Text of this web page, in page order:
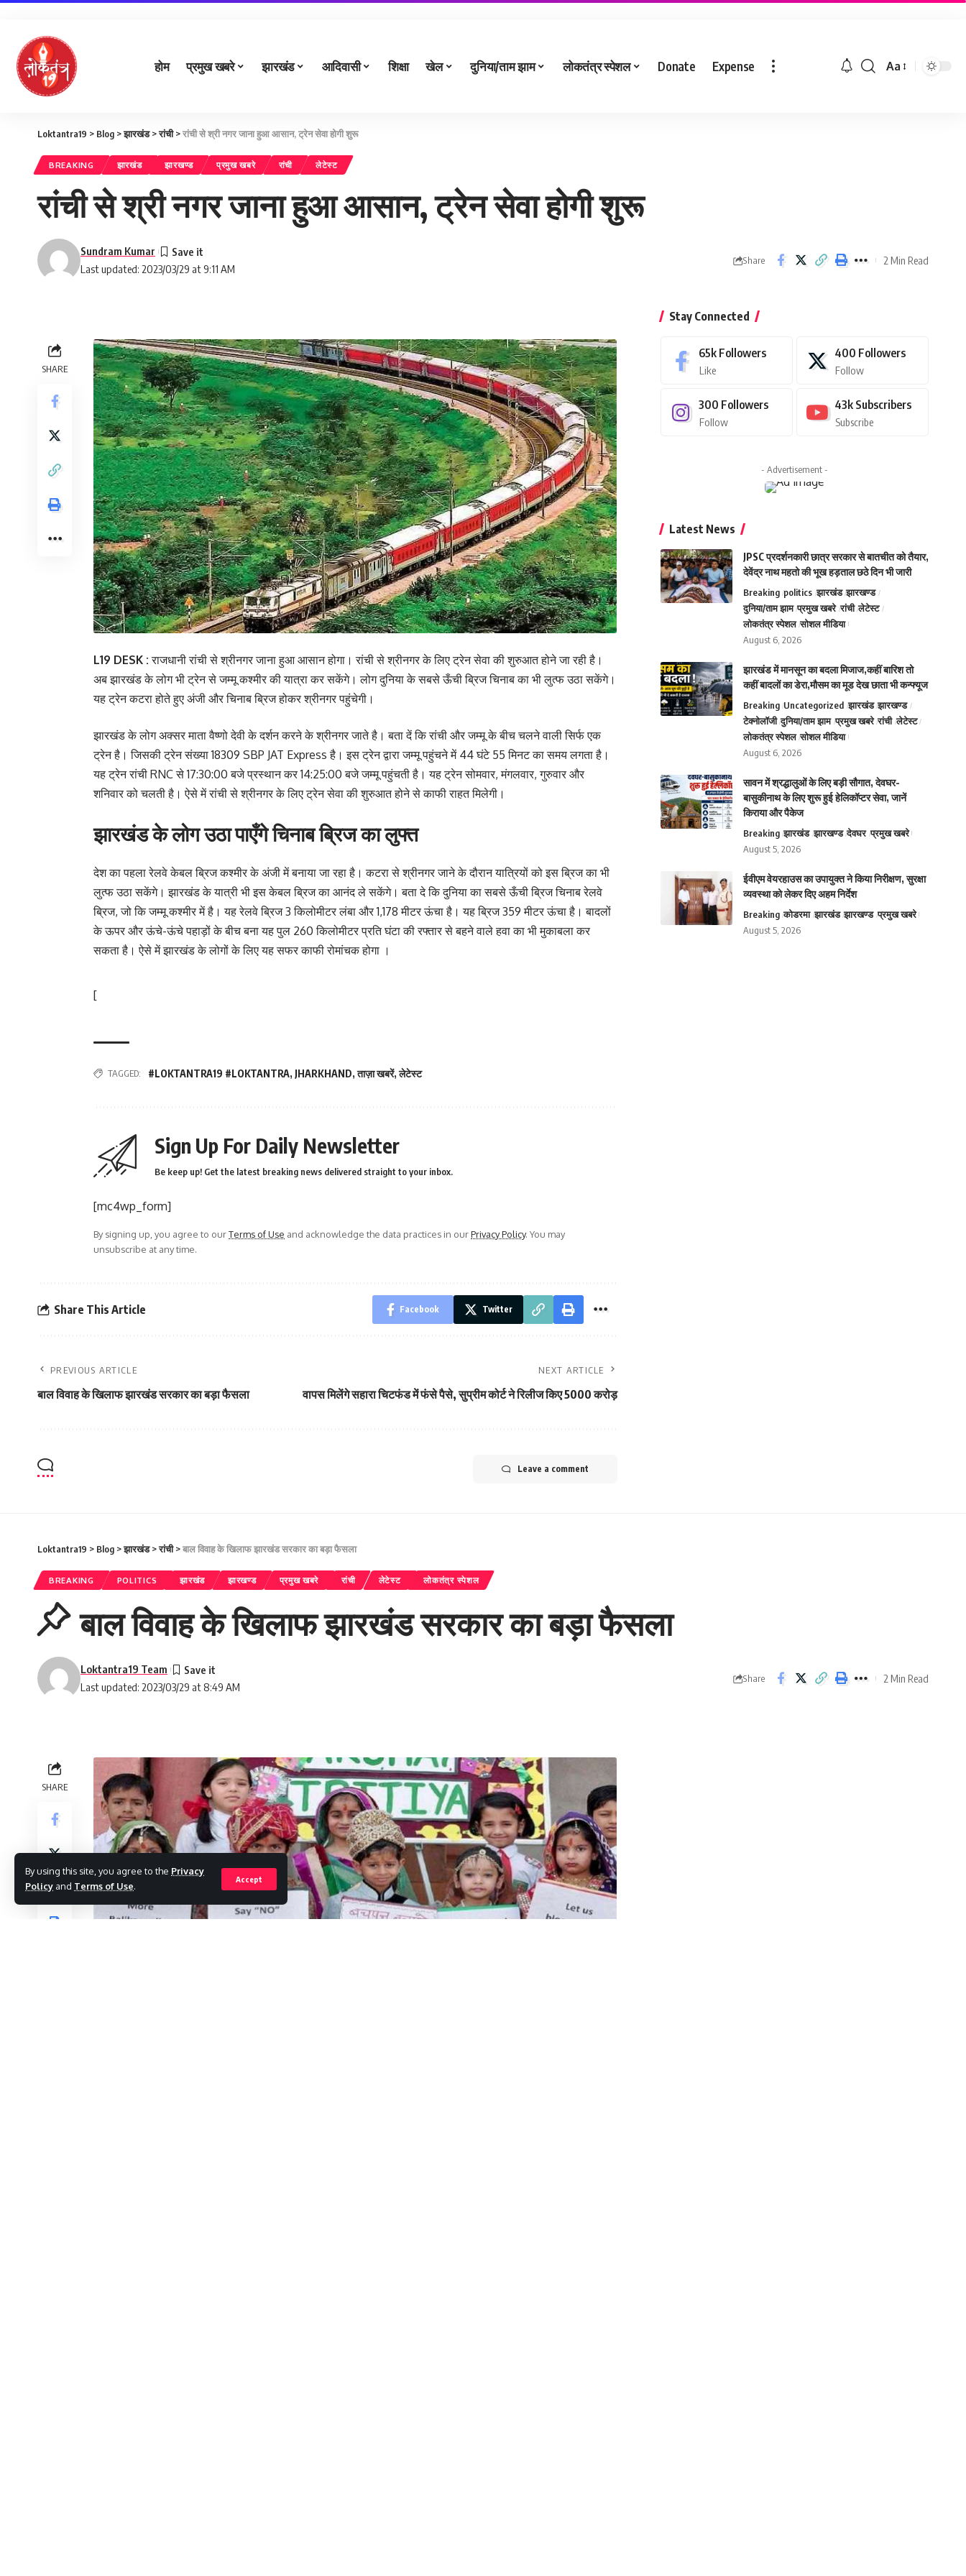
By using this site, you agree to the Privacy
Policy and Terms of Use.
Accept
होम प्रमुख खबरे झारखंड आदिवासी शिक्षा खेल दुनिया/ताम झाम लोकतंत्र स्पेशल Donate Expense Aa
Loktantra19 > Blog >झारखंड>रांची>रांची से श्री नगर जाना हुआ आसान, ट्रेन सेवा होगी शुरू
BREAKING झारखंड झारखण्ड प्रमुख खबरे रांची लेटेस्ट
रांची से श्री नगर जाना हुआ आसान, ट्रेन सेवा होगी शुरू
Last updated: 2023/03/29 at 9:11 AM
Sundram Kumar
Share 2 Min Read
SHARE
L19 DESK :राजधानी रांची से श्रीनगर जाना हुआ आसान होगा। रांची से श्रीनगर के लिए ट्रेन सेवा की शुरुआत होने जा रही है।
अब झारखंड के लोग भी ट्रेन से जम्मू कश्मीर की यात्रा कर सकेंगे। लोग दुनिया के सबसे ऊँची ब्रिज चिनाब का भी लुत्फ उठा सकेंगे।
यह ट्रेन कटरा होते हुए अंजी और चिनाब ब्रिज होकर श्रीनगर पहुंचेगी।
झारखंड के लोग अक्सर माता वैष्णो देवी के दर्शन करने के श्रीनगर जाते है। बता दें कि रांची और जम्मू के बीच चलने वाली सिर्फ एक
ट्रेन है। जिसकी ट्रेन संख्या 18309 SBP JAT Express है। इस ट्रेन द्वारा जम्मू पहुंचने में 44 घंटे 55 मिनट का समय लगता है।
यह ट्रेन रांची RNC से 17:30:00 बजे प्रस्थान कर 14:25:00 बजे जम्मू पहुंचती है। यह ट्रेन सोमवार, मंगलवार, गुरुवार और
शनिवार को चलती है। ऐसे में रांची से श्रीनगर के लिए ट्रेन सेवा की शुरुआत होने से काफी राहत मिलेगी।
झारखंड के लोग उठा पाएँगे चिनाब ब्रिज का लुफ्त
देश का पहला रेलवे केबल ब्रिज कश्मीर के अंजी में बनाया जा रहा है। कटरा से श्रीनगर जाने के दौरान यात्रियों को इस ब्रिज का भी
लुत्फ उठा सकेंगे। झारखंड के यात्री भी इस केबल ब्रिज का आनंद ले सकेंगे। बता दे कि दुनिया का सबसे ऊँची ब्रिज चिनाब रेलवे
ब्रिज, जो कि जम्मू कश्मीर में है। यह रेलवे ब्रिज 3 किलोमीटर लंबा और 1,178 मीटर ऊंचा है। यह ब्रिज 359 मीटर ऊंचा है। बादलों
के ऊपर और ऊंचे-ऊंचे पहाड़ों के बीच बना यह पुल 260 किलोमीटर प्रति घंटा की रफ्तार से बहने वाले हवा का भी मुकाबला कर
सकता है। ऐसे में झारखंड के लोगों के लिए यह सफर काफी रोमांचक होगा ।
[
TAGGED: #LOKTANTRA19 #LOKTANTRA, JHARKHAND,ताज़ा खबरें,लेटेस्ट
Sign Up For Daily Newsletter
Be keep up! Get the latest breaking news delivered straight to your inbox.
[mc4wp_form]
By signing up, you agree to ourTerms of Use and acknowledge the data practices in ourPrivacy Policy. You may
unsubscribe at any time.
Share This Article Facebook Twitter
PREVIOUS ARTICLE
बाल विवाह के खिलाफ झारखंड सरकार का बड़ा फैसला
NEXT ARTICLE
वापस मिलेंगे सहारा चिटफंड में फंसे पैसे, सुप्रीम कोर्ट ने रिलीज किए 5000 करोड़
Leave a comment
Stay Connected
65k Followers
Like
400 Followers
Follow
300 Followers
Follow
43k Subscribers
Subscribe
- Advertisement -
Latest News
JPSC प्रदर्शनकारी छात्र सरकार से बातचीत को तैयार,
देवेंद्र नाथ महतो की भूख हड़ताल छठे दिन भी जारी
Breaking politics झारखंड झारखण्ड
दुनिया/ताम झाम प्रमुख खबरे रांची लेटेस्ट
लोकतंत्र स्पेशल सोशल मीडिया
August 6, 2026
झारखंड में मानसून का बदला मिजाज,कहीं बारिश तो
कहीं बादलों का डेरा,मौसम का मूड देख छाता भी कन्फ्यूज
Breaking Uncategorized झारखंड झारखण्ड
टेक्नोलॉजी दुनिया/ताम झाम प्रमुख खबरे रांची लेटेस्ट
लोकतंत्र स्पेशल सोशल मीडिया
August 6, 2026
सावन में श्रद्धालुओं के लिए बड़ी सौगात, देवघर-
बासुकीनाथ के लिए शुरू हुई हेलिकॉप्टर सेवा, जानें
किराया और पैकेज
Breaking झारखंड झारखण्ड देवघर प्रमुख खबरे
August 5, 2026
ईवीएम वेयरहाउस का उपायुक्त ने किया निरीक्षण, सुरक्षा
व्यवस्था को लेकर दिए अहम निर्देश
Breaking कोडरमा झारखंड झारखण्ड प्रमुख खबरे
August 5, 2026
Loktantra19 > Blog >झारखंड>रांची>बाल विवाह के खिलाफ झारखंड सरकार का बड़ा फैसला
BREAKING POLITICS झारखंड झारखण्ड प्रमुख खबरे रांची लेटेस्ट लोकतंत्र स्पेशल
बाल विवाह के खिलाफ झारखंड सरकार का बड़ा फैसला
Last updated: 2023/03/29 at 8:49 AM
Loktantra19 Team
Share 2 Min Read
SHARE